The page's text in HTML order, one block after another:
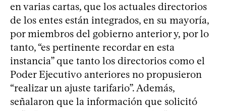
en varias cartas, que los actuales directorios
de los entes están integrados, en su mayoría,
por miembros del gobierno anterior y, por lo
tanto, “es pertinente recordar en esta
instancia” que tanto los directorios como el
Poder Ejecutivo anteriores no propusieron
“realizar un ajuste tarifario”. Además,
señalaron que la información que solicitó